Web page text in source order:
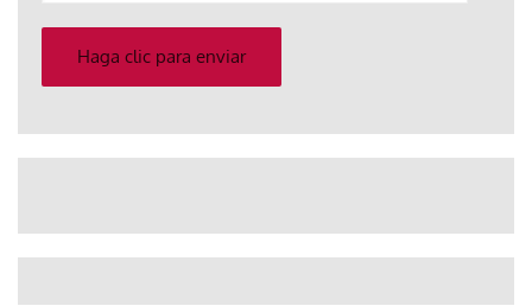
electrónico
Haga clic para enviar